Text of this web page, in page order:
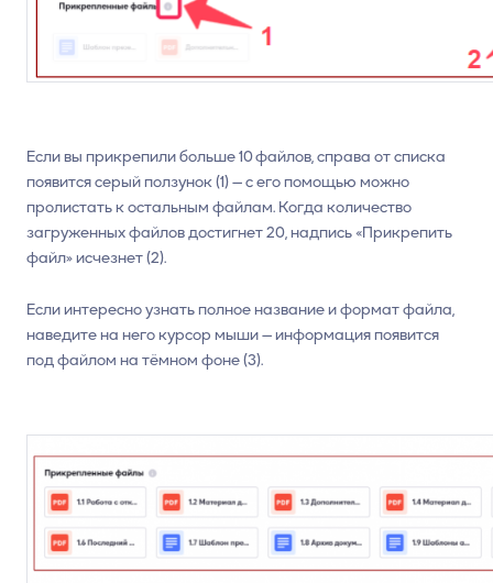
Если вы прикрепили больше 10 файлов, справа от списка
появится серый ползунок (1) — с его помощью можно
пролистать к остальным файлам. Когда количество
загруженных файлов достигнет 20, надпись «Прикрепить
файл» исчезнет (2).
Если интересно узнать полное название и формат файла,
наведите на него курсор мыши — информация появится
под файлом на тёмном фоне (3).